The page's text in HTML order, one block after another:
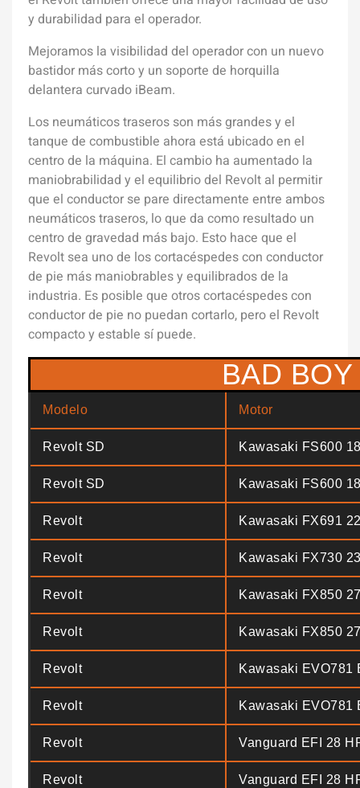
y durabilidad para el operador.
Mejoramos la visibilidad del operador con un nuevo
bastidor más corto y un soporte de horquilla
delantera curvado iBeam.
Los neumáticos traseros son más grandes y el
tanque de combustible ahora está ubicado en el
centro de la máquina. El cambio ha aumentado la
maniobrabilidad y el equilibrio del Revolt al permitir
que el conductor se pare directamente entre ambos
neumáticos traseros, lo que da como resultado un
centro de gravedad más bajo. Esto hace que el
Revolt sea uno de los cortacéspedes con conductor
de pie más maniobrables y equilibrados de la
industria. Es posible que otros cortacéspedes con
conductor de pie no puedan cortarlo, pero el Revolt
compacto y estable sí puede.
BAD
Modelo Motor
Revolt SD Kawasaki FS600
Revolt SD Kawasaki FS600
Revolt Kawasaki FX691
Revolt Kawasaki FX730
Revolt Kawasaki FX850
Revolt Kawasaki FX850
Revolt Kawasaki EVO781
Revolt Kawasaki EVO781
Revolt Vanguard EFI 28
Revolt Vanguard EFI 28